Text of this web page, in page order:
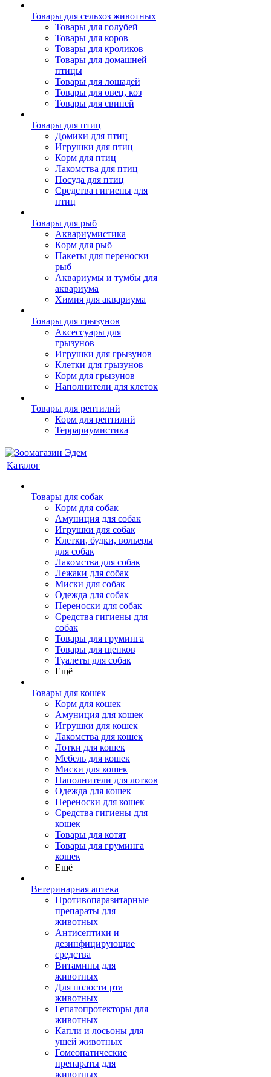
Товары для сельхоз животных
Товары для голубей
Товары для коров
Товары для кроликов
Товары для домашней
птицы
Товары для лошадей
Товары для овец, коз
Товары для свиней
Товары для птиц
Домики для птиц
Игрушки для птиц
Корм для птиц
Лакомства для птиц
Посуда для птиц
Средства гигиены для
птиц
Товары для рыб
Аквариумистика
Корм для рыб
Пакеты для переноски
рыб
Аквариумы и тумбы для
аквариума
Химия для аквариума
Товары для грызунов
Аксессуары для
грызунов
Игрушки для грызунов
Клетки для грызунов
Корм для грызунов
Наполнители для клеток
Товары для рептилий
Корм для рептилий
Террариумистика
Каталог
Товары для собак
Корм для собак
Амуниция для собак
Игрушки для собак
Клетки, будки, вольеры
для собак
Лакомства для собак
Лежаки для собак
Миски для собак
Одежда для собак
Переноски для собак
Средства гигиены для
собак
Товары для груминга
Товары для щенков
Туалеты для собак
Ещё
Товары для кошек
Корм для кошек
Амуниция для кошек
Игрушки для кошек
Лакомства для кошек
Лотки для кошек
Мебель для кошек
Миски для кошек
Наполнители для лотков
Одежда для кошек
Переноски для кошек
Средства гигиены для
кошек
Товары для котят
Товары для груминга
кошек
Ещё
Ветеринарная аптека
Противопаразитарные
препараты для
животных
Антисептики и
дезинфицирующие
средства
Витамины для
животных
Для полости рта
животных
Гепатопротекторы для
животных
Капли и лосьоны для
ушей животных
Гомеопатические
препараты для
животных